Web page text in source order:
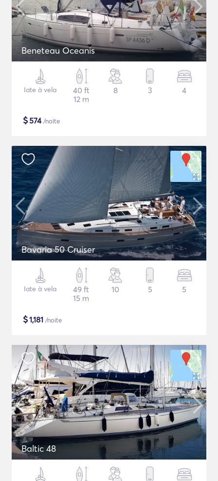
Beneteau Oceanis
Iate à vela
40 ft
12 m
8 3 4
$574/noite
Bavaria 50 Cruiser
Iate à vela
49 ft
15 m
10 5 5
$1,181 /noite
Baltic 48